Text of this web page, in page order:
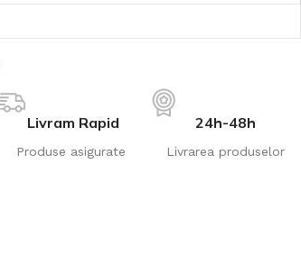
Livram Rapid
Produse asigurate
24h-48h
Livrarea produselor